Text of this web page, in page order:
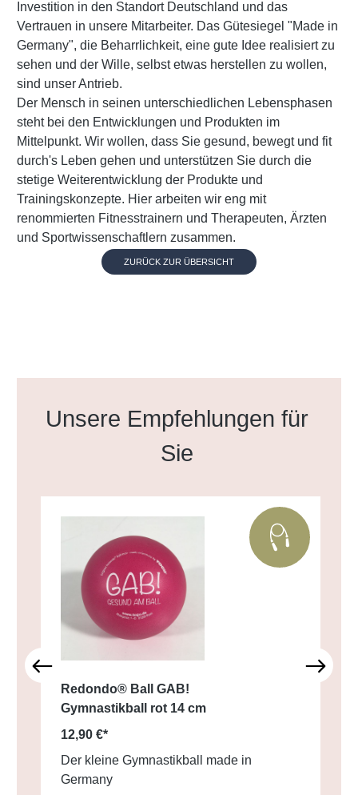
Investition in den Standort Deutschland und das
Vertrauen in unsere Mitarbeiter. Das Gütesiegel "Made in
Germany", die Beharrlichkeit, eine gute Idee realisiert zu
sehen und der Wille, selbst etwas herstellen zu wollen,
sind unser Antrieb.
Der Mensch in seinen unterschiedlichen Lebensphasen
steht bei den Entwicklungen und Produkten im
Mittelpunkt. Wir wollen, dass Sie gesund, bewegt und fit
durch's Leben gehen und unterstützen Sie durch die
stetige Weiterentwicklung der Produkte und
Trainingskonzepte. Hier arbeiten wir eng mit
renommierten Fitnesstrainern und Therapeuten, Ärzten
und Sportwissenschaftlern zusammen.
ZURÜCK ZUR ÜBERSICHT
Produktgalerie überspringen
Unsere Empfehlungen für
Sie
Redondo® Ball GAB!
Gymnastikball rot 14 cm
12,90 €*
Der kleine Gymnastikball made in
Germany